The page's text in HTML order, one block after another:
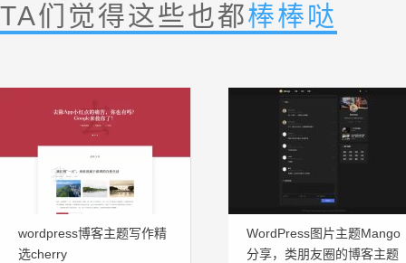
TA们觉得这些也都棒棒哒
wordpress博客主题写作精
选cherry
WordPress图片主题Mango
分享，类朋友圈的博客主题